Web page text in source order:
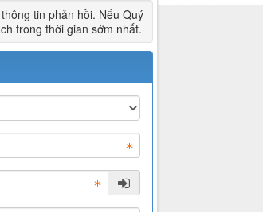
tin phản hồi. Nếu Quý
trong thời gian sớm nhất.